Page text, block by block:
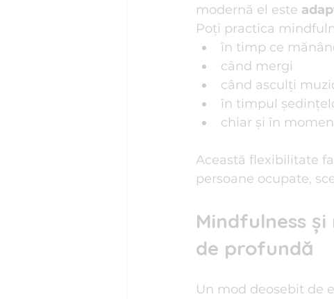
modernă el este
Poți practica
în timp ce
când mergi
când asculți
în timpul
chiar și în
Această flexibilitate
persoane ocupate,
Mindfulness
de profundă
Un mod deosebit de